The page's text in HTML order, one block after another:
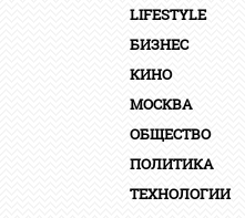
LIFESTYLE
БИЗНЕС
КИНО
МОСКВА
ОБЩЕСТВО
ПОЛИТИКА
ТЕХНОЛОГИИ